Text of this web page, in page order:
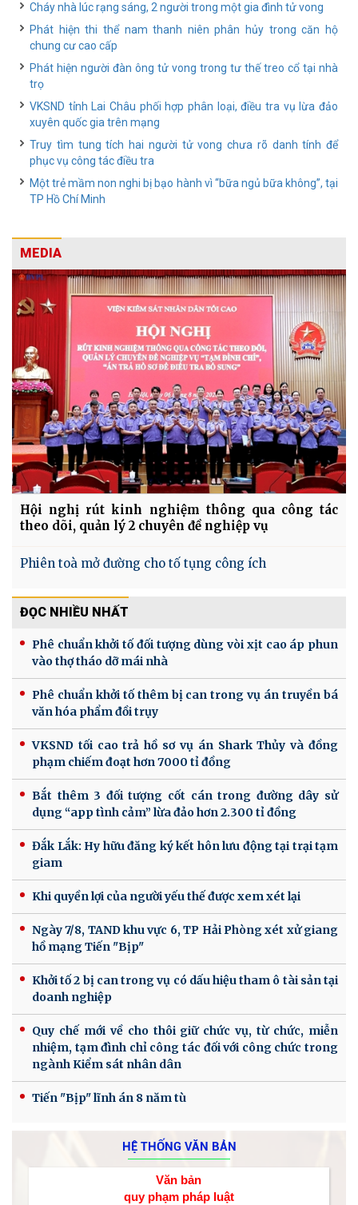
Cháy nhà lúc rạng sáng, 2 người trong một gia đình tử vong
Phát hiện thi thể nam thanh niên phân hủy trong căn hộ
chung cư cao cấp
Phát hiện người đàn ông tử vong trong tư thế treo cổ tại nhà
trọ
VKSND tỉnh Lai Châu phối hợp phân loại, điều tra vụ lừa đảo
xuyên quốc gia trên mạng
Truy tìm tung tích hai người tử vong chưa rõ danh tính để
phục vụ công tác điều tra
Một trẻ mầm non nghi bị bạo hành vì “bữa ngủ bữa không”, tại
TP Hồ Chí Minh
MEDIA
Hội nghị rút kinh nghiệm thông qua công tác
theo dõi, quản lý 2 chuyên đề nghiệp vụ
Phiên toà mở đường cho tố tụng công ích
ĐỌC NHIỀU NHẤT
Phê chuẩn khởi tố đối tượng dùng vòi xịt cao áp phun
vào thợ tháo dỡ mái nhà
Phê chuẩn khởi tố thêm bị can trong vụ án truyền bá
văn hóa phẩm đồi trụy
VKSND tối cao trả hồ sơ vụ án Shark Thủy và đồng
phạm chiếm đoạt hơn 7000 tỉ đồng
Bắt thêm 3 đối tượng cốt cán trong đường dây sử
dụng “app tình cảm” lừa đảo hơn 2.300 tỉ đồng
Đắk Lắk: Hy hữu đăng ký kết hôn lưu động tại trại tạm
giam
Khi quyền lợi của người yếu thế được xem xét lại
Ngày 7/8, TAND khu vực 6, TP Hải Phòng xét xử giang
hồ mạng Tiến "Bịp"
Khởi tố 2 bị can trong vụ có dấu hiệu tham ô tài sản tại
doanh nghiệp
Quy chế mới về cho thôi giữ chức vụ, từ chức, miễn
nhiệm, tạm đình chỉ công tác đối với công chức trong
ngành Kiểm sát nhân dân
Tiến "Bịp" lĩnh án 8 năm tù
HỆ THỐNG VĂN BẢN
Văn bản
quy phạm pháp luật